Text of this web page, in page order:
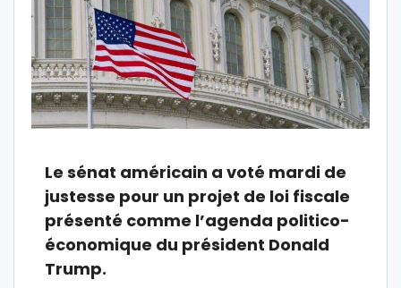
Le sénat américain a voté mardi de
justesse pour un projet de loi fiscale
présenté comme l’agenda politico-
économique du président Donald
Trump.